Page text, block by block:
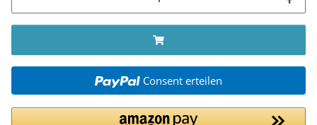
Consent erteilen